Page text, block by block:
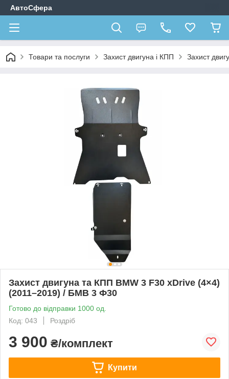
АвтоСфера
Товари та послуги Захист двигуна і КПП Захист
Захист двигуна та КПП BMW 3 F30 xDrive (4×4)
(2011–2019) / БМВ 3 Ф30
Готово до відправки 1000 од.
Код: 043
Роздріб
3 900 ₴/комплект
Купити